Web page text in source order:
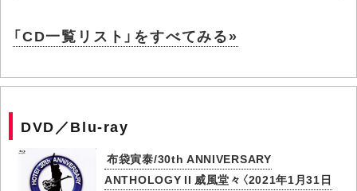
「CD一覧リスト」をすべてみる»
DVD／Blu-ray
布袋寅泰/30th ANNIVERSARY
ANTHOLOGY II 威風堂々〈2021年1月31日